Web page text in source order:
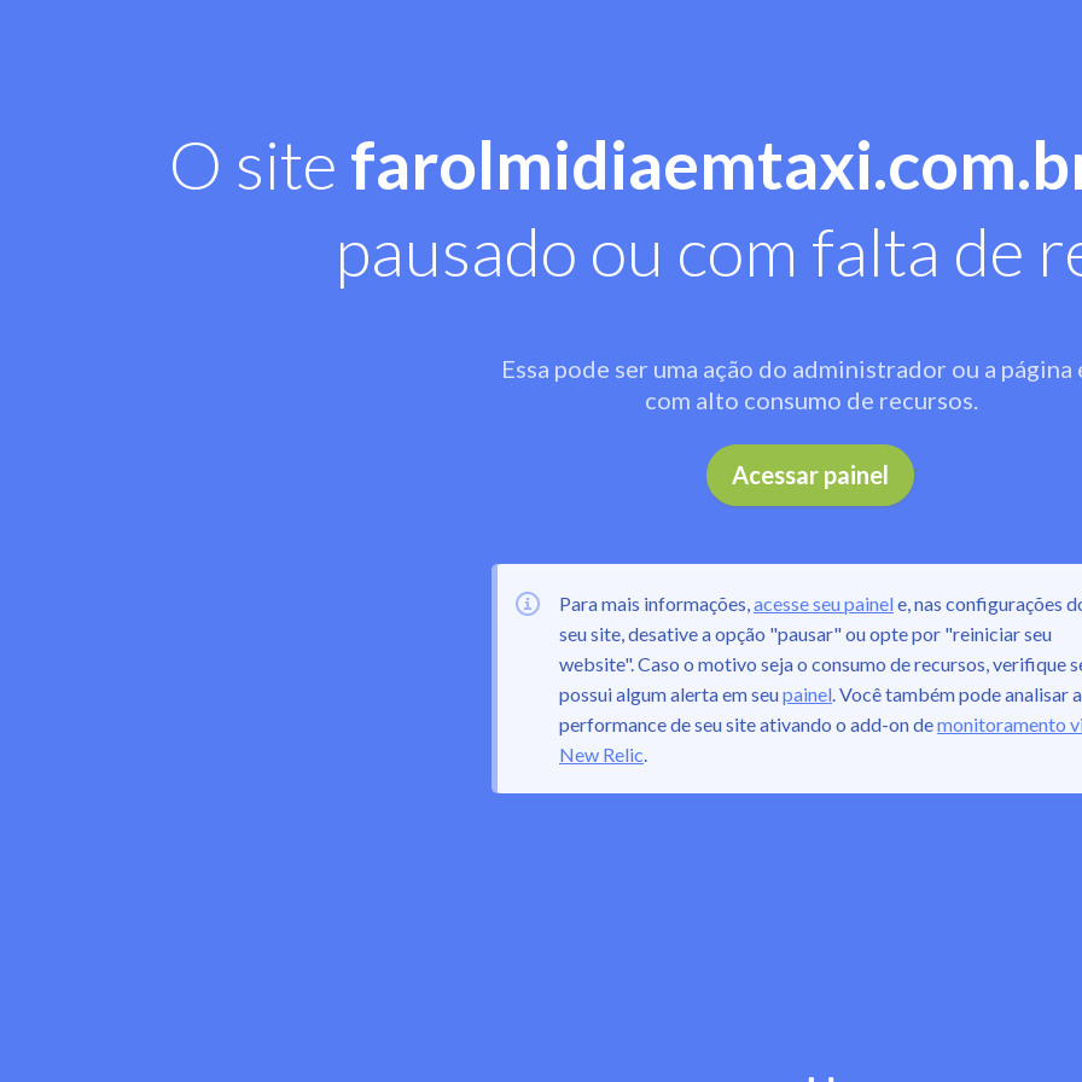
O site
pausado ou com falta de
Essa pode ser uma ação do administrador ou a página
com alto consumo de recursos.
Acessar painel .
Para mais informações,acesse seu painel e, nas configurações
seu site, desative a opção "pausar" ou opte por "reiniciar seu
website". Caso o motivo seja o consumo de recursos, verifique
possui algum alerta em seupainel. Você também pode analisar a
performance de seu site ativando o add-on demonitoramento
New Relic.